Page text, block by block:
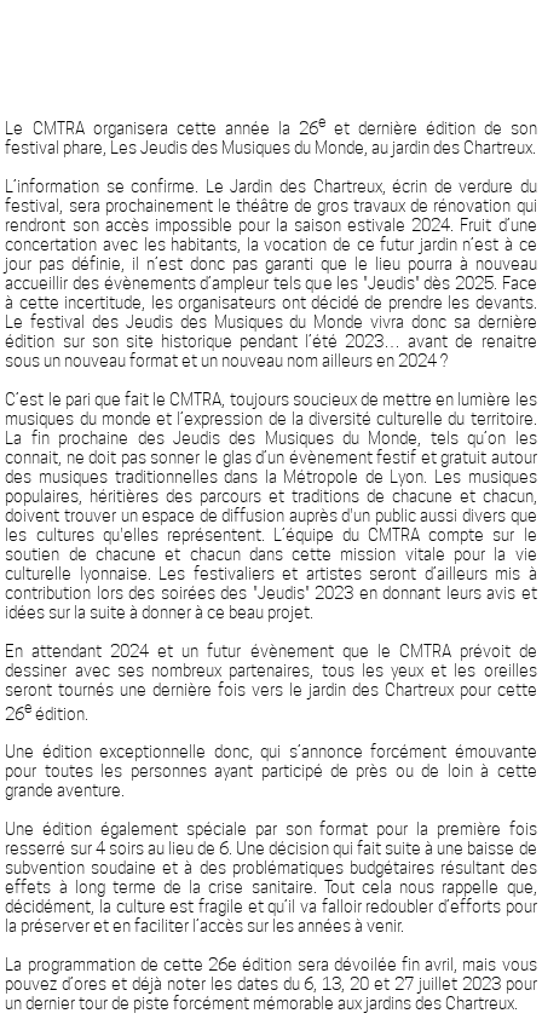
Le CMTRAorganisera cette année la 26eet dernière éditionde son
festival phare,
Les Jeudis des Musiques du Monde, au jardin des Chartreux.
L’information se confirme. Le Jardin des Chartreux, écrin de verdure du
festival, sera prochainement le théâtre de gros travaux de rénovation qui
rendront son accès impossible pour la saison estivale 2024. Fruit d’une
concertation avec les habitants, la vocation de ce futur jardin n’est à ce
jour pas définie, il n’est donc pas garanti que le lieu pourra à nouveau
accueillir des évènements d’ampleur tels que les "Jeudis" dès 2025. Face
à cette incertitude, les organisateurs ont décidé de prendre les devants.
Le festival des Jeudis des Musiques du Monde vivra donc sa dernière
édition sur son site historique pendant l’été 2023…avant de renaitre
sous un nouveau format et un nouveau nom ailleurs en 2024 ?
C’est le pari que fait le CMTRA, toujours soucieux de mettre en lumière les
musiques du monde et l’expression de la diversité culturelle du territoire
La fin prochaine des Jeudis des Musiques du Monde, tels qu’on les
connait, ne doit pas sonner le glas d’un évènement festif et gratuit autour
des musiques traditionnelles dans la Métropole de Lyon . Les musiques
populaires, héritières des parcours et traditions de chacune et chacun,
doivent trouver un espace de diffusion auprès d'un public aussi divers que
les cultures qu'elles représentent. L’équipe du CMTRA compte sur le
soutien de chacune et chacun dans cette mission vitale pour la vie
culturelle lyonnaise. Les festivaliers et artistes seront d’ailleurs mis à
contribution lors des soirées des "Jeudis" 2023 en donnant leurs avis et
idées sur la suite à donner à ce beau projet.
En attendant 2024 et un futur évènement que le CMTRA prévoit de
dessiner avec ses nombreux partenaires, tous les yeux et les oreilles
seront tournés une dernière fois vers le jardin des Chartreux pour cette
26e édition.
Une édition exceptionnelle donc, qui s’annonce forcément émouvante
pour toutes les personnes ayant participé de près ou de loin à cette
grande aventure.
Une édition également spéciale par son format pour la première fois
resserré sur 4 soirsau lieu de 6. Une décision qui fait suite à une baisse de
subvention soudaine et à des problématiques budgétaires résultant des
effets à long terme de la crise sanitaire. Tout cela nous rappelle que,
décidément, la culture est fragile et qu’il va falloir redoubler d’efforts pour
la préserver et en faciliter l’accès sur les années à venir.
La programmation de cette 26e édition sera dévoilée fin avril, mais vous
pouvez d’ores et déjà noter les dates du6, 13, 20 et 27 juillet 2023pour
un dernier tour de piste forcément mémorable aux jardins des Chartreux.